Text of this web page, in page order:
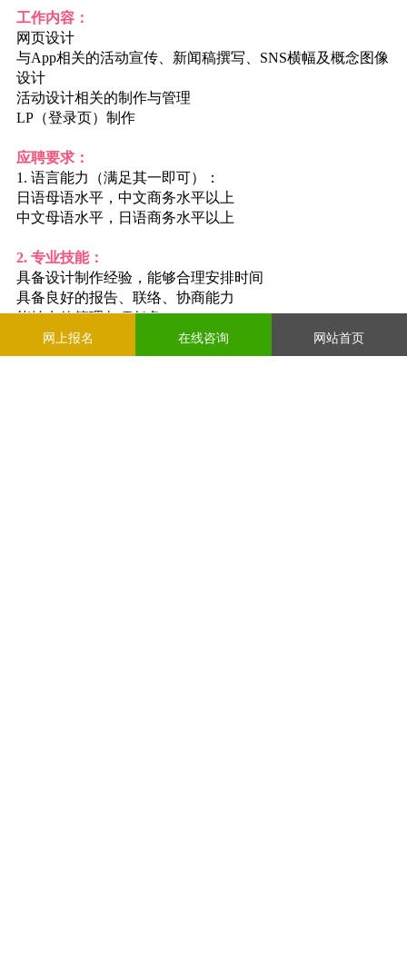
工作内容：
网页设计
与App相关的活动宣传、新闻稿撰写、SNS横幅及概念图像
设计
活动设计相关的制作与管理
LP（登录页）制作
应聘要求：
1. 语言能力（满足其一即可）：
日语母语水平，中文商务水平以上
中文母语水平，日语商务水平以上
2. 专业技能：
具备设计制作经验，能够合理安排时间
具备良好的报告、联络、协商能力
能够有效管理各项任务
理解并掌握日本流行设计趋势
网上报名 在线咨询 网站首页